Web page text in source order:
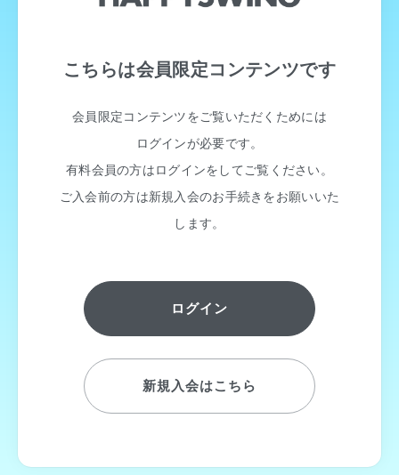
こちらは会員限定コンテンツです
会員限定コンテンツをご覧いただくためには
ログインが必要です。
有料会員の方はログインをしてご覧ください。
ご入会前の方は新規入会のお手続きをお願いいた
します。
ログイン
新規入会はこちら